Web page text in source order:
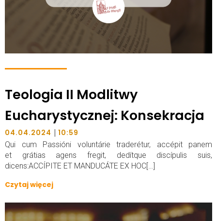
Teologia II Modlitwy
Eucharystycznej: Konsekracja
04.04.2024 | 10:59
Qui cum Passióni voluntárie traderétur, accépit panem
et grátias agens fregit, dedítque discípulis suis,
dicens:ACCÍPITE ET MANDUCÁTE EX HOC[…]
Czytaj więcej